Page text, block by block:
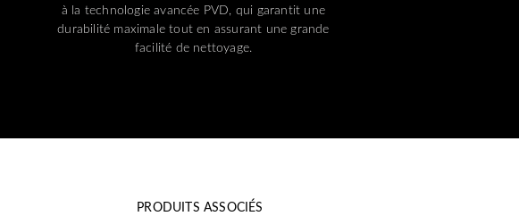
à la technologie avancée PVD, qui garantit une
durabilité maximale tout en assurant une grande
facilité de nettoyage.
PRODUITS ASSOCIÉS